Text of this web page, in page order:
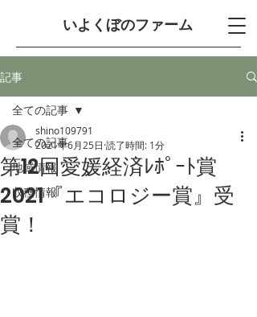
​いよくぼのファーム
記事
全ての記事
地域情報
収穫情報
全ての記事
第12回愛媛経済ﾚﾎﾟｰﾄ賞
2021『エコロジー賞』受
賞！
shino109791
2021年6月25日 読了時間: 1分